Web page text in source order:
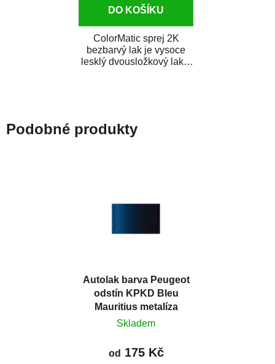
DO KOŠÍKU
ColorMatic sprej 2K
bezbarvý lak je vysoce
lesklý dvousložkový lak s
Podobné produkty
Autolak barva Peugeot
odstín KPKD Bleu
Mauritius metalíza
Skladem
od 175 Kč